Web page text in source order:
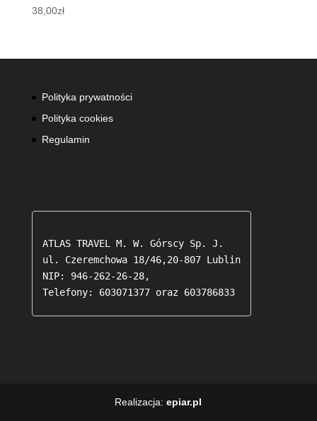
38,00zł
Polityka prywatności
Polityka cookies
Regulamin
ATLAS TRAVEL M. W. Górscy Sp. J.
ul. Czeremchowa 18/46,20-807 Lublin
NIP: 946-262-26-28,
Telefony: 603071377 oraz 603786833
Realizacja:epiar.pl